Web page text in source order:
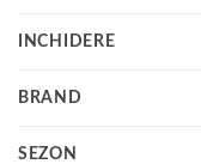
INCHIDERE
BRAND
SEZON